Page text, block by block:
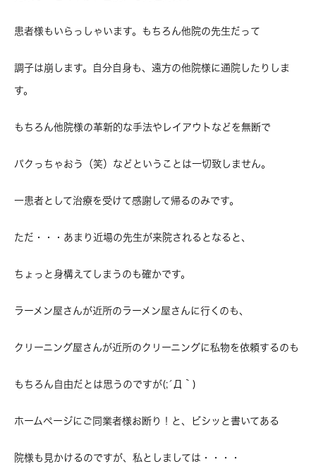
患者様もいらっしゃいます。もちろん他院の先生だって
調子は崩します。自分自身も、遠方の他院様に通院したりしま
す。
もちろん他院様の革新的な手法やレイアウトなどを無断で
パクっちゃおう（笑）などということは一切致しません。
一患者として治療を受けて感謝して帰るのみです。
ただ・・・あまり近場の先生が来院されるとなると、
ちょっと身構えてしまうのも確かです。
ラーメン屋さんが近所のラーメン屋さんに行くのも、
クリーニング屋さんが近所のクリーニングに私物を依頼するのも
もちろん自由だとは思うのですが(;´Д｀)
ホームページにご同業者様お断り！と、ビシッと書いてある
院様も見かけるのですが、私としましては・・・・